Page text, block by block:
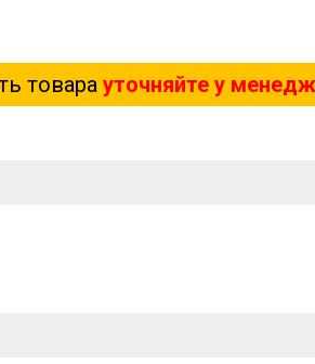
товара уточняйте у